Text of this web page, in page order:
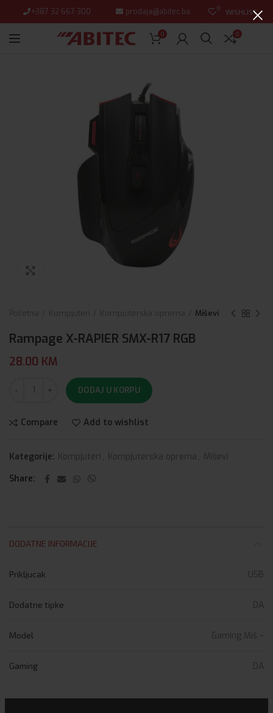
+387 32 667 300 prodaja@abitec.ba 0 WISHLIST
0 0
Miševi
Rampage X-RAPIER SMX-R17 RGB
28.00 KM
DODAJ U KORPU
Compare Add to wishlist
Kategorije: Kompjuteri , Kompjuterska oprema , Miševi
Share
DODATNE INFORMACIJE
Prikljucak USB
Dodatne tipke DA
Model Gaming Miš –
Gaming DA